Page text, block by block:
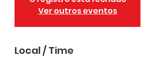
Ver outros eventos
Local / Time